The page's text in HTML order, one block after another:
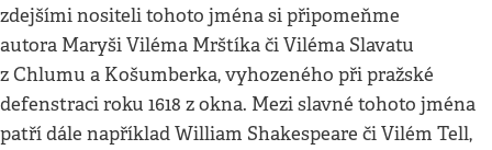
zdejšími nositeli tohoto jména si připomeňme
autora Maryši Viléma Mrštíka či Viléma Slavatu
z Chlumu a Košumberka, vyhozeného při pražské
defenstraci roku 1618 z okna. Mezi slavné tohoto jména
patří dále například William Shakespeare či Vilém Tell,